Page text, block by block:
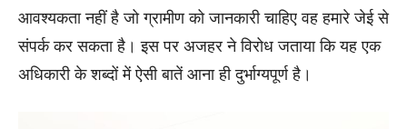
आवश्यकता नहीं है जो ग्रामीण को जानकारी चाहिए वह हमारे जेई से
संपर्क कर सकता है। इस पर अजहर ने विरोध जताया कि यह एक
अधिकारी के शब्दों में ऐसी बातें आना ही दुर्भाग्यपूर्ण है।